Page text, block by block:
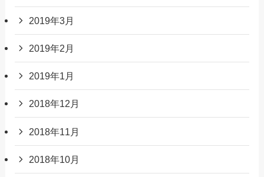
2019年3月
2019年2月
2019年1月
2018年12月
2018年11月
2018年10月